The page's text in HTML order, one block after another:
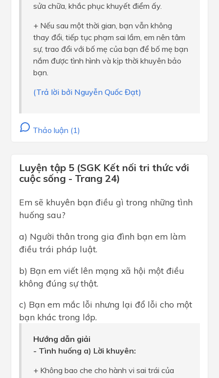
sửa chữa, khắc phục khuyết điểm ấy.
+ Nếu sau một thời gian, bạn vẫn không
thay đổi, tiếp tục phạm sai lầm, em nên tâm
sự, trao đổi với bố mẹ của bạn để bố mẹ bạn
nắm được tình hình và kịp thời khuyên bảo
bạn.
(Trả lời bởi Nguyễn Quốc Đạt)
Thảo luận (1)
Luyện tập 5 (SGK Kết nối tri thức với
cuộc sống - Trang 24)
Em sẽ khuyên bạn điều gì trong những tình
huống sau?
a) Người thân trong gia đình bạn em làm
điều trái pháp luật.
b) Bạn em viết lên mạng xã hội một điều
không đúng sự thật.
c) Bạn em mắc lỗi nhưng lại đổ lỗi cho một
bạn khác trong lớp.
Hướng dẫn giải
- Tình huống a) Lời khuyên:
+ Không bao che cho hành vi sai trái của